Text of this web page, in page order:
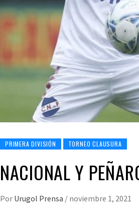
PRIMERA DIVISIÓN TORNEO CLAUSURA
NACIONAL Y
Por Urugol Prensa / noviembre 1, 2021